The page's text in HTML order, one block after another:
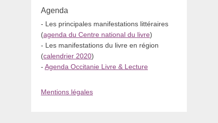
Agenda
- Les principales manifestations littéraires
(agenda du Centre national du livre)
- Les manifestations du livre en région
(calendrier 2020)
- Agenda Occitanie Livre & Lecture
Mentions légales